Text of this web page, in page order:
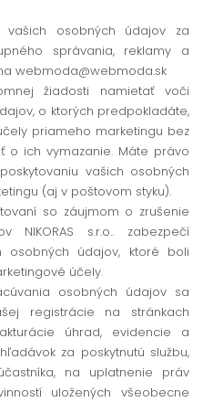
osobných údajov za
správania, reklamy a
webmoda@webmoda.sk
žiadosti namietať voči
o ktorých predpokladáte,
priameho marketingu bez
o ich vymazanie. Máte právo
vašich osobných
(aj v poštovom styku).
so záujmom o zrušenie
NIKORAS s.r.o.. zabezpečí
osobných údajov, ktoré boli
účely.
osobných údajov sa
registrácie na stránkach
úhrad, evidencie a
za poskytnutú službu,
na uplatnenie práv
uložených všeobecne